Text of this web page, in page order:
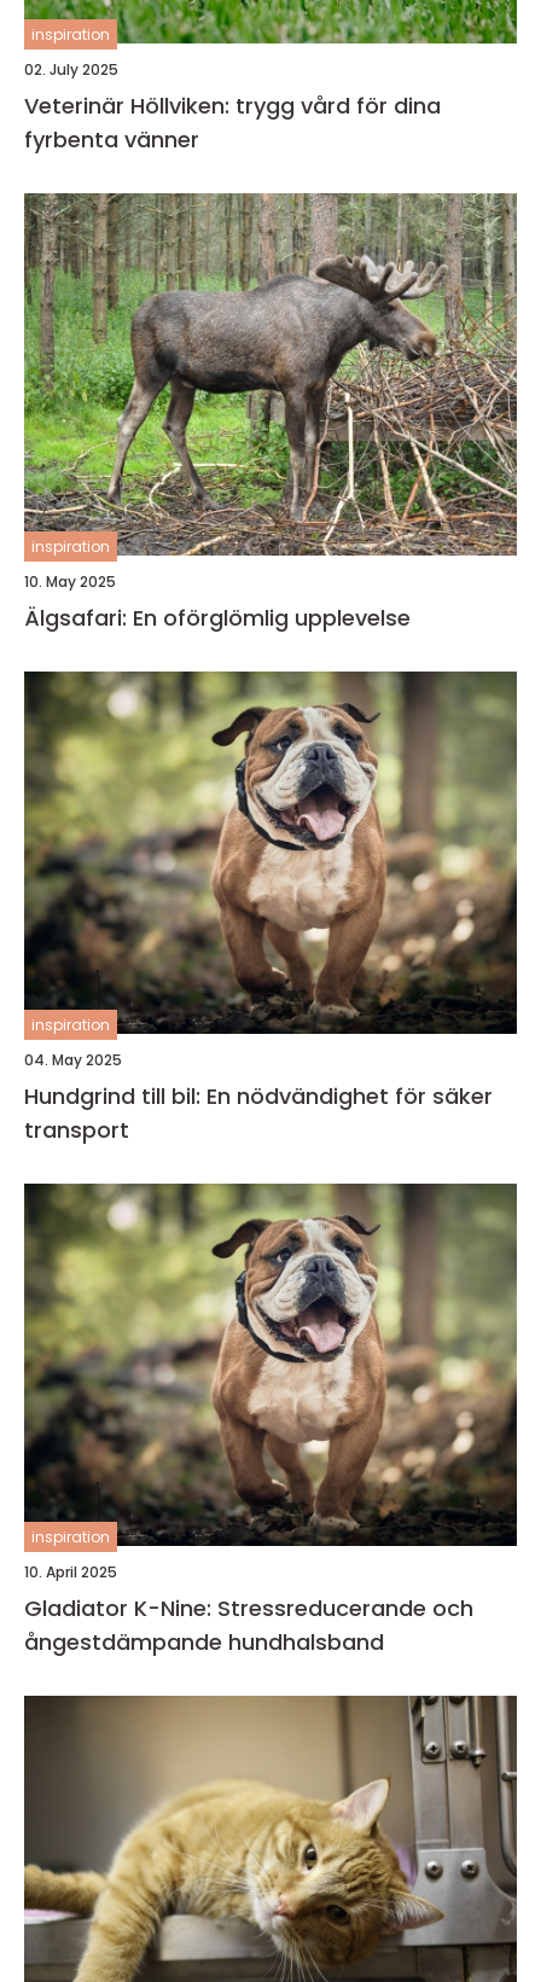
inspiration
02. July 2025
Veterinär Höllviken: trygg vård för dina
fyrbenta vänner
inspiration
10. May 2025
Älgsafari: En oförglömlig upplevelse
inspiration
04. May 2025
Hundgrind till bil: En nödvändighet för säker
transport
inspiration
10. April 2025
Gladiator K-Nine: Stressreducerande och
ångestdämpande hundhalsband